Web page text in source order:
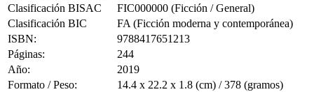
Clasificación BISAC
FIC000000 (Ficción / General)
Clasificación BIC
FA (Ficción moderna y contemporánea)
ISBN:
9788417651213
Páginas:
244
Año:
2019
Formato / Peso:
14.4 x 22.2 x 1.8 (cm) / 378 (gramos)